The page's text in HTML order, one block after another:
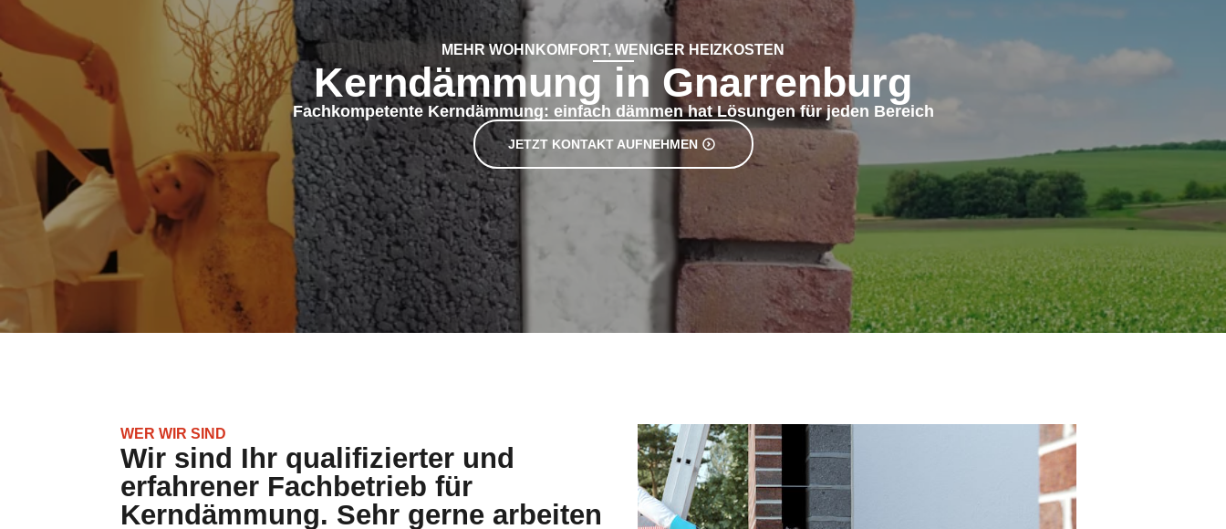
MEHR WOHNKOMFORT, WENIGER HEIZKOSTEN
Kerndämmung in Gnarrenburg
Fachkompetente Kerndämmung: einfach dämmen hat Lösungen für jeden Bereich
JETZT KONTAKT AUFNEHMEN
WER WIR SIND
Wir sind Ihr qualifizierter und
erfahrener Fachbetrieb für
Kerndämmung. Sehr gerne arbeiten